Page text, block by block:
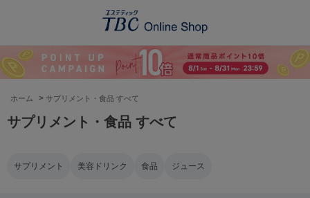
サプリメント・食品 すべて
サプリメント 美容ドリンク 食品 ジュース
ホーム > サプリメント・食品 すべて